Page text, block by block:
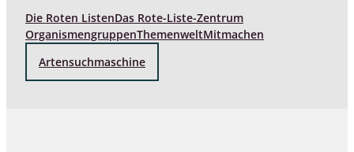
Die Roten ListenDas Rote-Liste-Zentrum
OrganismengruppenThemenweltMitmachen
Artensuchmaschine